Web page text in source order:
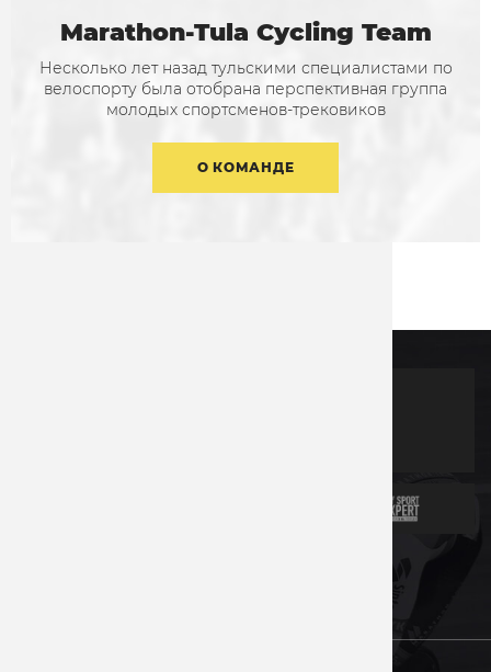
Marathon-Tula Cycling Team
Несколько лет назад тульскими специалистами по
велоспорту была отобрана перспективная группа
молодых спортсменов-трековиков
О КОМАНДЕ